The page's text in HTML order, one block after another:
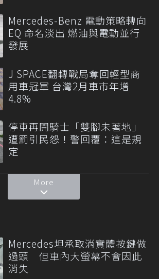
Mercedes-Benz 電動策略轉向
EQ 命名淡出 燃油與電動並行
發展
J SPACE翻轉戰局奪回輕型商
用車冠軍 台灣2月車市年增
4.8%
停車再開騎士「雙腳未著地」
遭罰引民怨！警回覆：這是規
定
More
Mercedes坦承取消實體按鍵做
過頭 但車內大螢幕不會因此
消失